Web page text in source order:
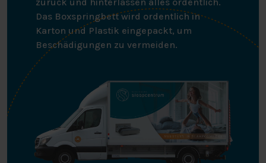
Das Boxspringbett wird ordentlich in
Karton und Plastik eingepackt, um
Beschädigungen zu vermeiden.